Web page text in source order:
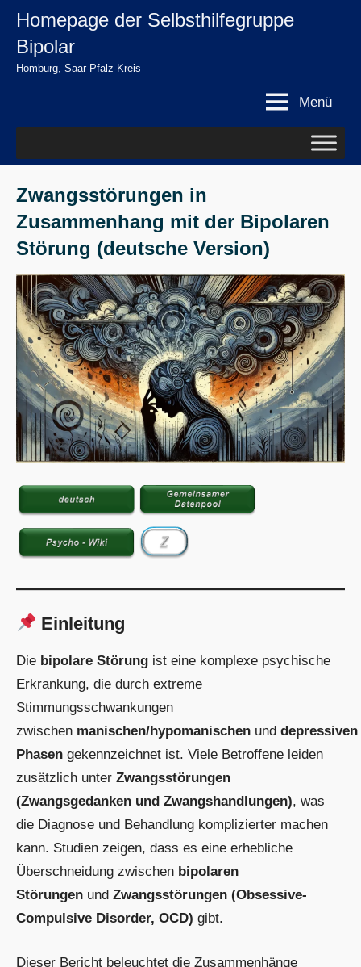
springen
Zum
springen
Homepage der Selbsthilfegruppe
Bipolar
Homburg, Saar-Pfalz-Kreis
Menü
Zwangsstörungen in
Zusammenhang mit der Bipolaren
Störung (deutsche Version)
Einleitung
Die bipolare Störung ist eine komplexe psychische
Erkrankung, die durch extreme
Stimmungsschwankungen
zwischen manischen/hypomanischen und depressiven
Phasen gekennzeichnet ist. Viele Betroffene leiden
zusätzlich unter Zwangsstörungen
(Zwangsgedanken und Zwangshandlungen), was
die Diagnose und Behandlung komplizierter machen
kann. Studien zeigen, dass es eine erhebliche
Überschneidung zwischen bipolaren
Störungen und Zwangsstörungen (Obsessive-
Compulsive Disorder, OCD) gibt.
Dieser Bericht beleuchtet die Zusammenhänge